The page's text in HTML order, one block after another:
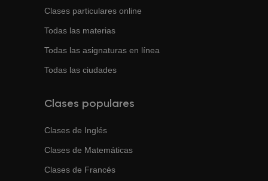
Clases particulares online
Todas las materias
Todas las asignaturas en línea
Todas las ciudades
Clases populares
Clases de Inglés
Clases de Matemáticas
Clases de Francés